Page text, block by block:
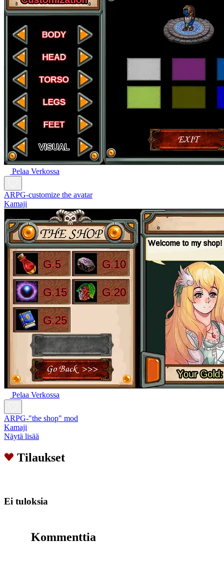
Pelaa Verkossa
ARPG-customize the avatar
Kamaji
Pelaa Verkossa
ARPG-"the shop" mod
Kamaji
Näytä lisää
Tilaukset
Ei tuloksia
Kommenttia